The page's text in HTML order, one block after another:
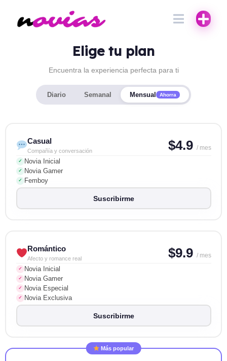
Elige tu plan
Encuentra la experiencia perfecta para ti
Diario Semanal Mensual Ahorra
Casual
Compañía y conversación $4.9 / mes
✓ Novia Inicial
✓ Novia Gamer
✓ Femboy
Suscribirme
Romántico
Afecto y romance real $9.9 / mes
✓ Novia Inicial
✓ Novia Gamer
✓ Novia Especial
✓ Novia Exclusiva
Suscribirme
Más popular